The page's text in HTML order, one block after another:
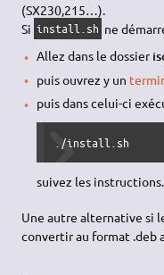
(SX230,215…).
Si install.sh ne
Allez dans le dossier
puis ouvrez y un
puis dans celui-ci
./install.sh
suivez les instructions.
Une autre alternative si
convertir au format .deb